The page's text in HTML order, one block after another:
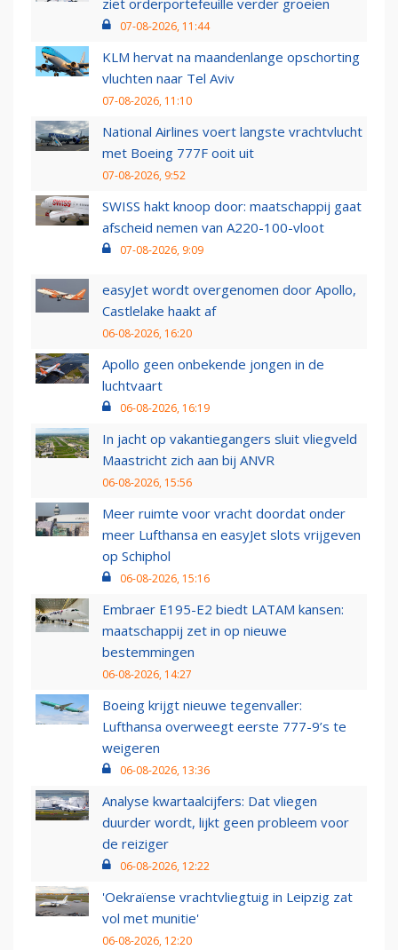
ziet orderportefeuille verder groeien
07-08-2026, 11:44
KLM hervat na maandenlange opschorting
vluchten naar Tel Aviv
07-08-2026, 11:10
National Airlines voert langste vrachtvlucht
met Boeing 777F ooit uit
07-08-2026, 9:52
SWISS hakt knoop door: maatschappij gaat
afscheid nemen van A220-100-vloot
07-08-2026, 9:09
easyJet wordt overgenomen door Apollo,
Castlelake haakt af
06-08-2026, 16:20
Apollo geen onbekende jongen in de
luchtvaart
06-08-2026, 16:19
In jacht op vakantiegangers sluit vliegveld
Maastricht zich aan bij ANVR
06-08-2026, 15:56
Meer ruimte voor vracht doordat onder
meer Lufthansa en easyJet slots vrijgeven
op Schiphol
06-08-2026, 15:16
Embraer E195-E2 biedt LATAM kansen:
maatschappij zet in op nieuwe
bestemmingen
06-08-2026, 14:27
Boeing krijgt nieuwe tegenvaller:
Lufthansa overweegt eerste 777-9’s te
weigeren
06-08-2026, 13:36
Analyse kwartaalcijfers: Dat vliegen
duurder wordt, lijkt geen probleem voor
de reiziger
06-08-2026, 12:22
'Oekraïense vrachtvliegtuig in Leipzig zat
vol met munitie'
06-08-2026, 12:20